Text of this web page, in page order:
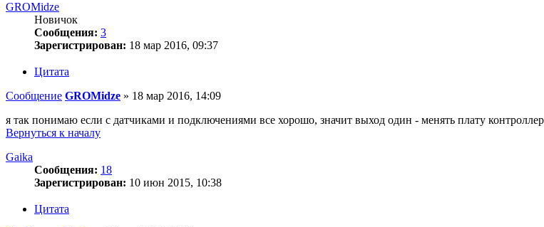
GROMidze
Новичок
Сообщения: 3
Зарегистрирован: 18 мар 2016, 09:37
Цитата
Сообщение GROMidze » 18 мар 2016, 14:09
я так понимаю если с датчиками и подключениями все хорошо, значит выход один - менять плату
Вернуться к началу
Gaika
Сообщения: 18
Зарегистрирован: 10 июн 2015, 10:38
Цитата